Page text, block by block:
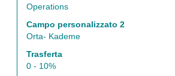
Operations
Campo personalizzato 2
Orta- Kademe
Trasferta
0 - 10%
contenuti
delle
informazioni
lavoro.